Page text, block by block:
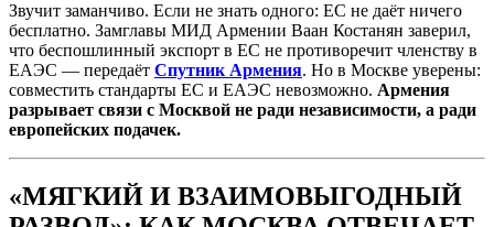
Звучит заманчиво. Если не знать одного: ЕС не даёт ничего
бесплатно. Замглавы МИД Армении Ваан Костанян заверил,
что беспошлинный экспорт в ЕС не противоречит членству в
ЕАЭС — передаёт Спутник Армения. Но в Москве уверены:
совместить стандарты ЕС и ЕАЭС невозможно. Армения
разрывает связи с Москвой не ради независимости, а ради
европейских подачек.
«МЯГКИЙ И ВЗАИМОВЫГОДНЫЙ